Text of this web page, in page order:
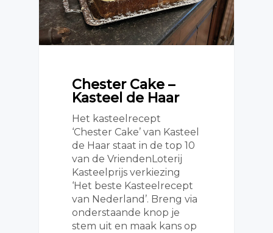
Chester Cake –
Kasteel de Haar
Het kasteelrecept
‘Chester Cake’ van Kasteel
de Haar staat in de top 10
van de VriendenLoterij
Kasteelprijs verkiezing
‘Het beste Kasteelrecept
van Nederland’. Breng via
onderstaande knop je
stem uit en maak kans op